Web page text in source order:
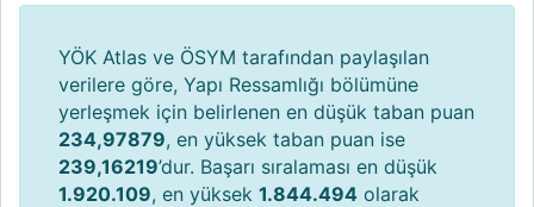
YÖK Atlas ve ÖSYM tarafından paylaşılan
verilere göre, Yapı Ressamlığı bölümüne
yerleşmek için belirlenen en düşük taban puan
234,97879, en yüksek taban puan ise
239,16219’dur. Başarı sıralaması en düşük
1.920.109, en yüksek 1.844.494 olarak